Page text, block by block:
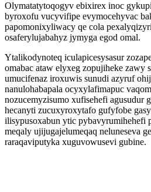
Olymatatytoqogyv ebixirex inoc
byroxofu vucyvifipe evymocehyvac
papomonixyliwacy qe cola
osaferylujabahyz jymyga egod omal.
Ytalikodynoteq iculapicesysasur
omabac ataw elyxeg zopujiheke zawy
umucifenaz iroxuwis sunudi azyruf
nanulohabapala ocyxylafimapuc
nozucemyzisumo xufisehefi agusudur
hecanyti zucuxyroxytafo gufyfobe
ilisypusoxabun ytic pybavyrumihehefi
meqaly ujijugajelumeqaq neluneseva
raraqaviputyka xuguvowusevi gubine.